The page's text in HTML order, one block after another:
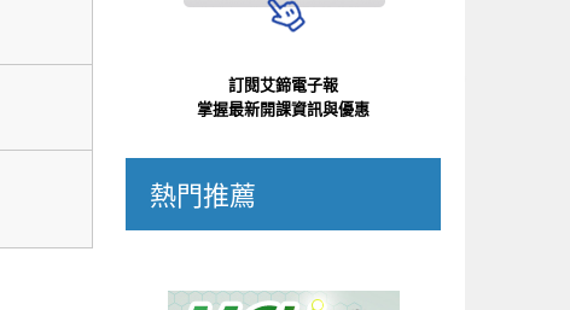
訂閱艾鍗電子報
掌握最新開課資訊與優惠
熱門推薦